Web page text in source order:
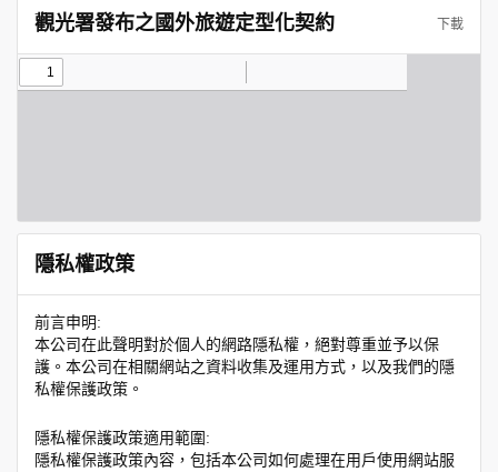
觀光署發布之國外旅遊定型化契約 下載
隱私權政策
前言申明:
本公司在此聲明對於個人的網路隱私權，絕對尊重並予以保
護。本公司在相關網站之資料收集及運用方式，以及我們的隱
私權保護政策。
隱私權保護政策適用範圍:
隱私權保護政策內容，包括本公司如何處理在用戶使用網站服